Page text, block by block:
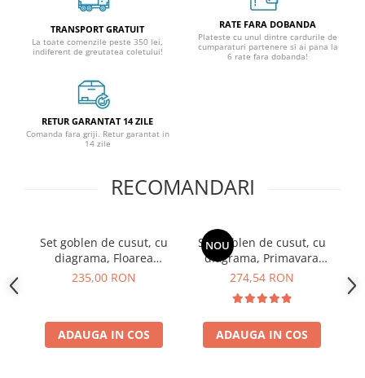
TRANSPORT GRATUIT
La toate comenzile peste 350 lei,
indiferent de greutatea coletului!
RATE FARA DOBANDA
Plateste cu unul dintre cardurile de
cumparaturi partenere si ai pana la
6 rate fara dobanda!
RETUR GARANTAT 14 ZILE
Comanda fara griji. Retur garantat in
14 zile
RECOMANDARI
Set goblen de cusut, cu
diagrama, Floarea
soarelui, 27x35cm
235,00 RON
ADAUGA IN COS
NOU
Set goblen de cusut, cu
diagrama, Primavara
indragostitilor, 26x42cm
274,54 RON
ADAUGA IN COS